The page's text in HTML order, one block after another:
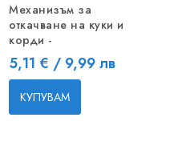
Механизъм за
откачване на куки и
корди -
Цена
5,11 € / 9,99 лв
КУПУВАМ